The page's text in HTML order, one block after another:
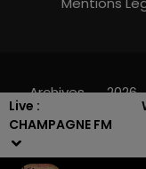
Live :
CHAMPAGNE FM
Archives 2026